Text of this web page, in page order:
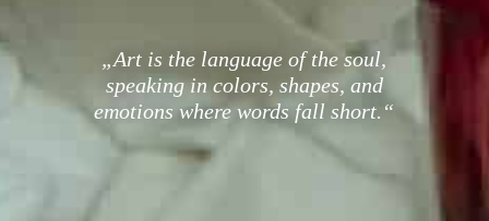
„Art is the language of the soul,
speaking in colors, shapes, and
emotions where words fall short.“